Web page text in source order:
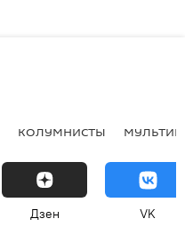
КОЛУМНИСТЫ
Дзен VK